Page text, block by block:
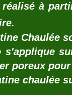
à
Chaulée
s'applique
poreux
chaulée